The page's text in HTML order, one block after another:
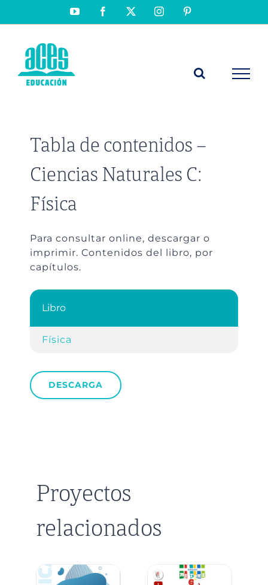
YouTubeFacebook Instagram
Tabla de contenidos –
Ciencias Naturales C:
Física
Para consultar online, descargar o
imprimir. Contenidos del libro, por
capítulos.
Libro
Física
DESCARGA
Proyectos
relacionados